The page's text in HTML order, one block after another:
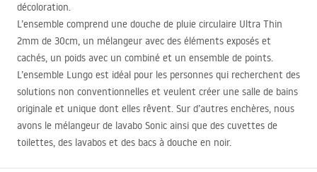
décoloration.
L’ensemble comprend une douche de pluie circulaire Ultra Thin
2mm de 30cm, un mélangeur avec des éléments exposés et
cachés, un poids avec un combiné et un ensemble de points.
L’ensemble Lungo est idéal pour les personnes qui recherchent des
solutions non conventionnelles et veulent créer une salle de bains
originale et unique dont elles rêvent. Sur d’autres enchères, nous
avons le mélangeur de lavabo Sonic ainsi que des cuvettes de
toilettes, des lavabos et des bacs à douche en noir.